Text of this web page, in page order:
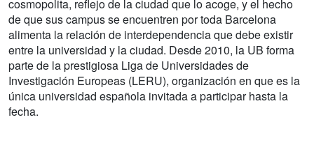
cosmopolita, reflejo de la ciudad que lo acoge, y el hecho
de que sus campus se encuentren por toda Barcelona
alimenta la relación de interdependencia que debe existir
entre la universidad y la ciudad. Desde 2010, la UB forma
parte de la prestigiosa Liga de Universidades de
Investigación Europeas (LERU), organización en que es la
única universidad española invitada a participar hasta la
fecha.